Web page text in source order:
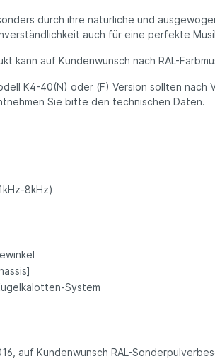
durch ihre natürliche und
auch für eine perfekte
kann auf Kundenwunsch nach RAL-
K4-40(N) oder (F) Version sollten
Sie bitte den technischen Daten.
8kHz)
System
auf Kundenwunsch RAL-